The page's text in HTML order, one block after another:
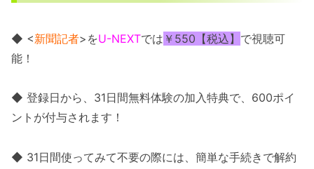
◆ <新聞記者>をU-NEXTでは ￥550【税込】 で視聴可
能！
◆ 登録日から、31日間無料体験の加入特典で、600ポイ
ントが付与されます！
◆ 31日間使ってみて不要の際には、簡単な手続きで解約